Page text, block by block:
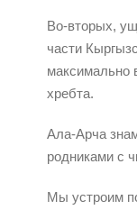
Во-вторых,
части
максимально
хребта.
Ала-Арча
родниками с
Мы устроим